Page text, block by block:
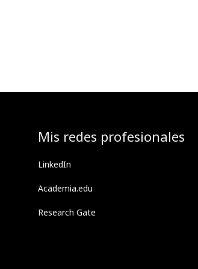
Mis redes profesionales
LinkedIn
Academia.edu
Research Gate